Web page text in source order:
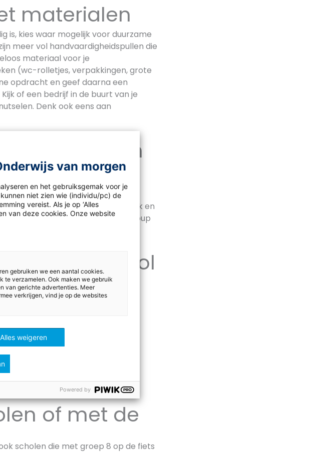
materialen
is, kies waar mogelijk voor duurzame
meer vol handvaardigheidspullen die
materiaal voor je
(wc-rolletjes, verpakkingen, grote
opdracht en geef daarna een
of een bedrijf in de buurt van je
Denk ook eens aan
leven’ een
geeft
of wil je meer? Wil je
activiteit? Misschien past
‘adopteer’ een deel van de wijk en
gratis lespakketbij de Plastic Soup
op school
met elkaar
mensen het vergeten? Of wat
een stevige strandwandeling
of met de
scholen die met groep 8 op de fiets
van morgen
en het gebruiksgemak voor je
niet zien wie (individu/pc) de
vereist. Als je op ‘Alles
van deze cookies. Onze website
gebruiken we een aantal cookies.
te verzamelen. Ook maken we gebruik
van gerichte advertenties. Meer
verkrijgen, vind je op de websites
Alles weigeren
Powered by